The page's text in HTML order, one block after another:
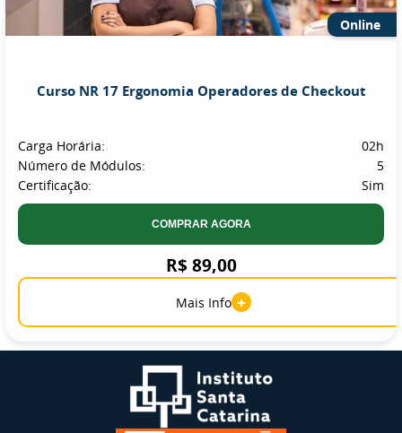
Online
Curso NR 17 Ergonomia Operadores de Checkout
Carga Horária:
02h
Número de Módulos:
5
Certificação:
Sim
COMPRAR AGORA
R$ 89,00
Mais Info +